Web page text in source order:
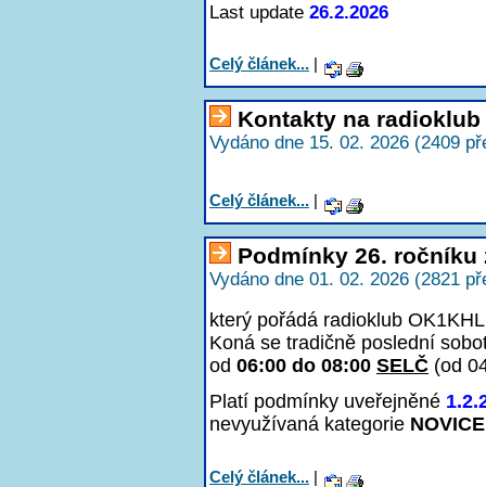
Last update 26.2.2026
Celý článek... |
Kontakty na radioklub
Vydáno dne 15. 02. 2026 (2409
Celý článek... |
Podmínky 26. ročníku
Vydáno dne 01. 02. 2026 (2821
který pořádá radioklub
Koná se tradičně poslední
od 06:00 do 08:00 SELČ (od
Platí podmínky uveřejněné
nevyužívaná kategorie NOVICE
Celý článek... |